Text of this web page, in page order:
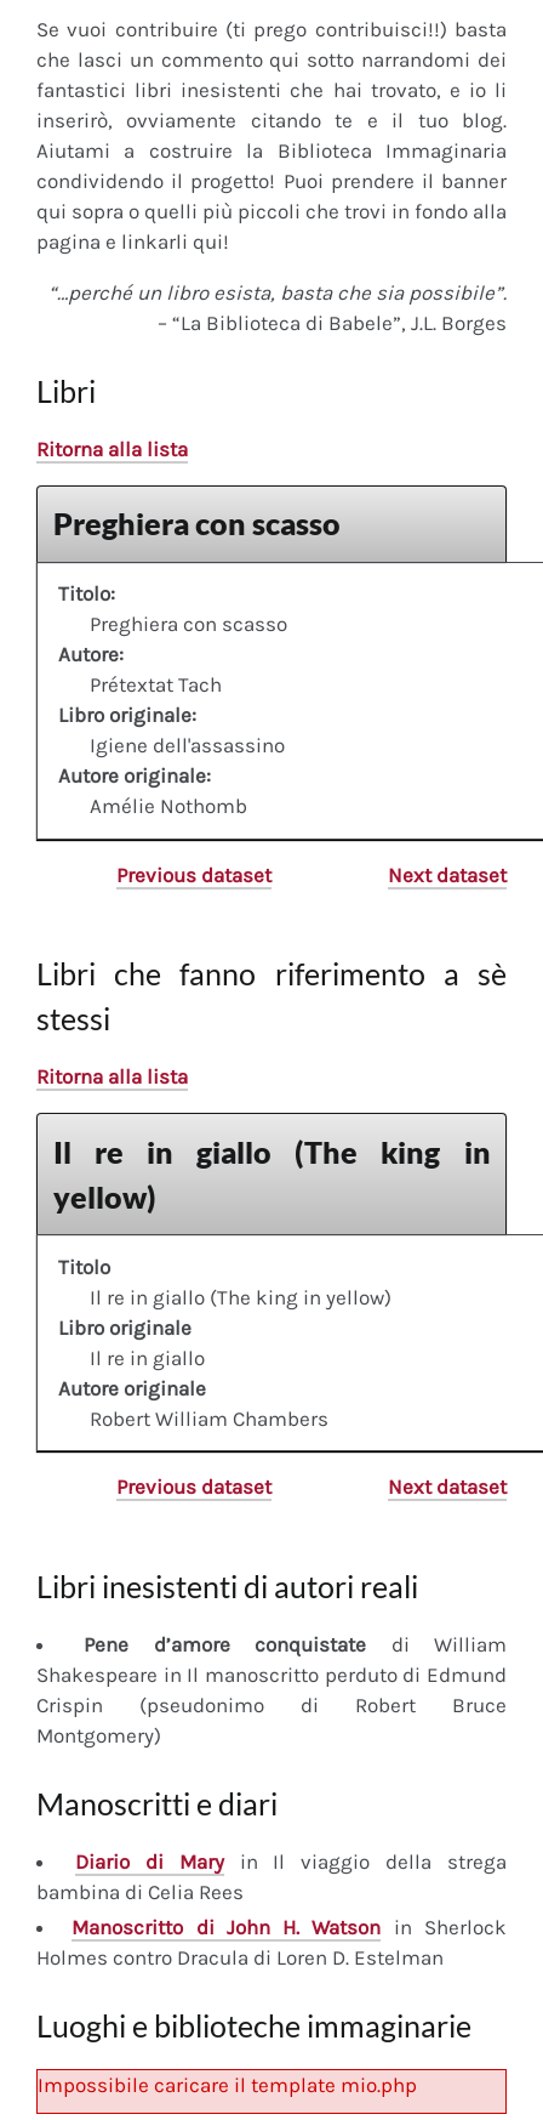
Se vuoi contribuire (ti prego contribuisci!!) basta
che lasci un commento qui sotto narrandomi dei
fantastici libri inesistenti che hai trovato, e io li
inserirò, ovviamente citando te e il tuo blog.
Aiutami a costruire la Biblioteca Immaginaria
condividendo il progetto! Puoi prendere il banner
qui sopra o quelli più piccoli che trovi in fondo alla
pagina e linkarli qui!
“…perché un libro esista, basta che sia possibile”.
– “La Biblioteca di Babele”, J.L. Borges
Libri
Ritorna alla lista
Preghiera con scasso
Titolo:
Preghiera con scasso
Autore:
Prétextat Tach
Libro originale:
Igiene dell'assassino
Autore originale:
Amélie Nothomb
Previous dataset Next dataset
Libri che fanno riferimento a sè
stessi
Ritorna alla lista
Il re in giallo (The king in
yellow)
Titolo
Il re in giallo (The king in yellow)
Libro originale
Il re in giallo
Autore originale
Robert William Chambers
Previous dataset Next dataset
Libri inesistenti di autori reali
Pene d’amore conquistate di William
Shakespeare in Il manoscritto perduto di Edmund
Crispin (pseudonimo di Robert Bruce
Montgomery)
Manoscritti e diari
Diariodi Maryin Il viaggio della strega
bambina di Celia Rees
Manoscritto di John H. Watson in Sherlock
Holmes contro Dracula di Loren D. Estelman
Luoghi e biblioteche immaginarie
Impossibile caricare il template mio.php